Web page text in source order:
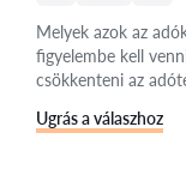
Melyek azok az
figyelembe kell
csökkenteni az
Ugrás a válaszhoz